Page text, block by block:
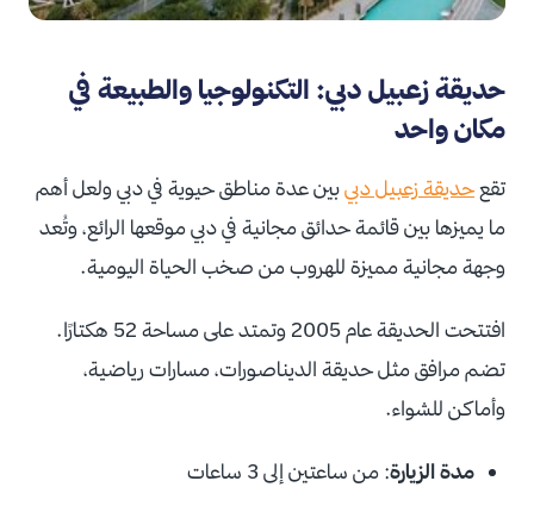
حديقة زعبيل دبي: التكنولوجيا والطبيعة في
مكان واحد
تقعحديقة زعبيل دبيبين عدة مناطق حيوية في دبي ولعل أهم
ما يميزها بين قائمة حدائق مجانية في دبي موقعها الرائع، وتُعد
وجهة مجانية مميزة للهروب من صخب الحياة اليومية.
افتتحت الحديقة عام 2005 وتمتد على مساحة 52 هكتارًا.
تضم مرافق مثل حديقة الديناصورات، مسارات رياضية،
وأماكن للشواء.
مدة الزيارة: من ساعتين إلى 3 ساعات